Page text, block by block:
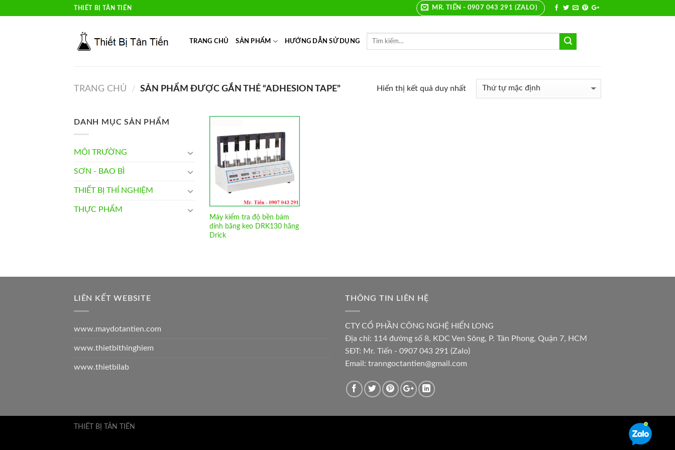
to
THIẾT BỊ TÂN TIẾN MR. TIẾN - 0907 043 291 (ZALO)
TRANG CHỦ SẢN PHẨM HƯỚNG DẪN SỬ DỤNG
TRANG CHỦ / SẢN PHẨM ĐƯỢC GẮN THẺ “ADHESION TAPE” Hiển thị kết quả duy nhất
DANH MỤC SẢN PHẨM
MÔI TRƯỜNG
SƠN - BAO BÌ
THIẾT BỊ THÍ NGHIỆM
THỰC PHẨM
Add to
Wishlist
Máy kiểm tra độ bền bám
dính băng keo DRK130 hãng
Drick
LIÊN KẾT WEBSITE
www.maydotantien.com
www.thietbithinghiem
www.thietbilab
THÔNG TIN LIÊN HỆ
CTY CỔ PHẦN CÔNG NGHỆ HIỂN LONG
Địa chỉ: 114 đường số 8, KDC Ven Sông, P. Tân Phong, Quận 7, HCM
SĐT: Mr. Tiến - 0907 043 291 (Zalo)
Email: tranngoctantien@gmail.com
THIẾT BỊ TÂN TIẾN